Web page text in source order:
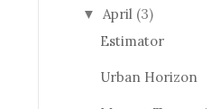
▼ April (3)
Estimator
Urban Horizon